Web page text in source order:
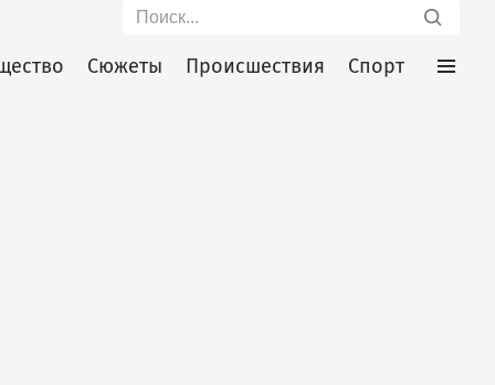
Поиск
Сюжеты Происшествия Спорт